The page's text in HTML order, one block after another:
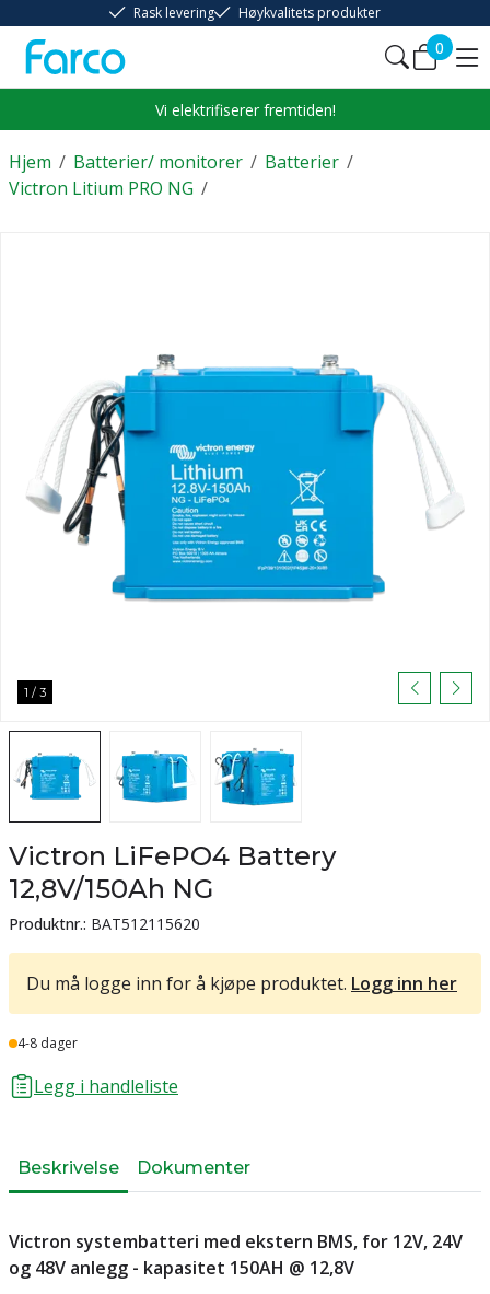
Rask levering Høykvalitets produkter
0
Vi elektrifiserer fremtiden!
/
Hjem /
Batterier/ monitorer /
Batterier
/
Victron Litium PRO NG
1 / 3
Victron LiFePO4 Battery
12,8V/150Ah NG
Produktnr.: BAT512115620
Du må logge inn for å kjøpe produktet. Logg inn her
Lager
4-8 dager
Legg i handleliste
Beskrivelse Dokumenter
Victron systembatteri med ekstern BMS, for 12V, 24V
og 48V anlegg - kapasitet 150AH @ 12,8V